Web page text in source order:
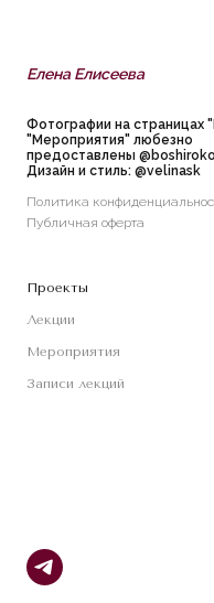
Елена Елисеева
Фотографии на страницах
"Мероприятия" любезно
предоставлены
Дизайн и стиль: @velinask
Политика
Публичная оферта
Проекты
Лекции
Мероприятия
Записи лекций